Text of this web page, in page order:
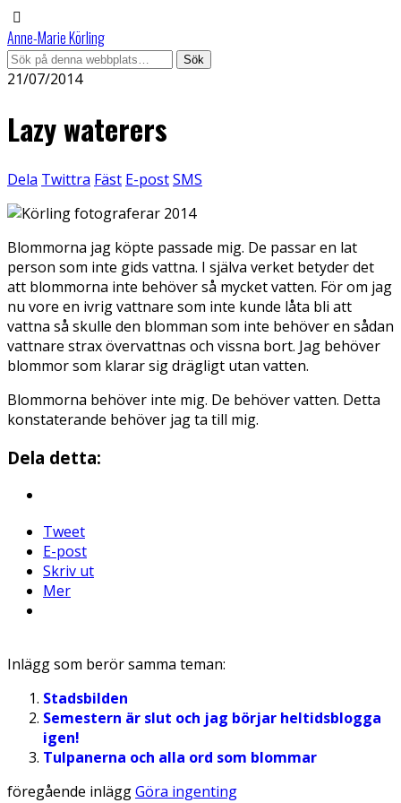
Anne-Marie Körling
21/07/2014
Lazy waterers
Dela Twittra Fäst E-postSMS
Blommorna jag köpte passade mig. De passar en lat
person som inte gids vattna. I själva verket betyder det
att blommorna inte behöver så mycket vatten. För om jag
nu vore en ivrig vattnare som inte kunde låta bli att
vattna så skulle den blomman som inte behöver en sådan
vattnare strax övervattnas och vissna bort. Jag behöver
blommor som klarar sig drägligt utan vatten.
Blommorna behöver inte mig. De behöver vatten. Detta
konstaterande behöver jag ta till mig.
Dela detta:
Tweet
E-post
Skriv ut
Mer
Inlägg som berör samma teman:
Stadsbilden
Semestern är slut och jag börjar heltidsblogga
igen!
Tulpanerna och alla ord som blommar
föregående inläggGöra ingenting